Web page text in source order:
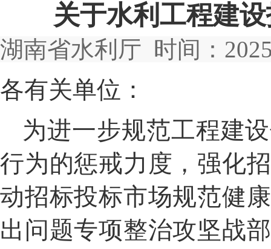
关于水利工程建
湖南省水利厅 时间：
各有关单位：
为进一步规范工程建
行为的惩戒力度，强化
动招标投标市场规范健
出问题专项整治攻坚战